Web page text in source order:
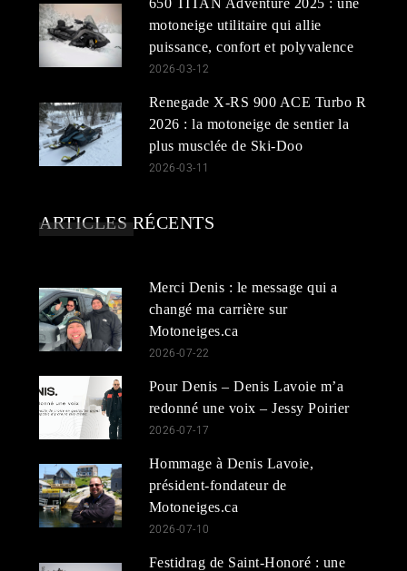
motoneige utilitaire qui allie
puissance, confort et polyvalence
2026-03-12
Renegade X-RS 900 ACE Turbo R
2026 : la motoneige de sentier la
plus musclée de Ski-Doo
2026-03-11
ARTICLES RÉCENTS
Merci Denis : le message qui a
changé ma carrière sur
Motoneiges.ca
2026-07-22
Pour Denis – Denis Lavoie m’a
redonné une voix – Jessy Poirier
2026-07-17
Hommage à Denis Lavoie,
président-fondateur de
Motoneiges.ca
2026-07-10
Festidrag de Saint-Honoré : une